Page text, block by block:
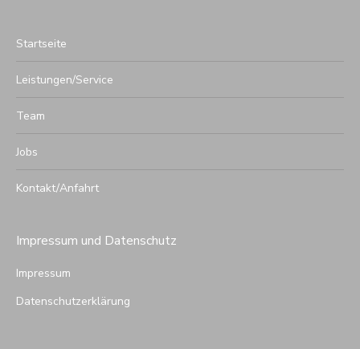
Startseite
Leistungen/Service
Team
Jobs
Kontakt/Anfahrt
Impressum und Datenschutz
Impressum
Datenschutzerklärung